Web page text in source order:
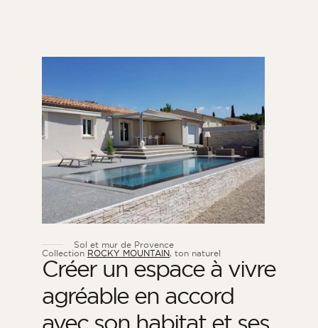
Sol et mur de Provence
Collection ROCKY MOUNTAIN, ton naturel
Créer un espace à vivre
agréable en accord
avec son habitat et ses